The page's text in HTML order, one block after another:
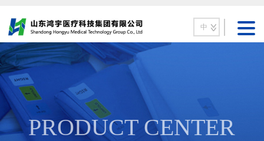
中
PRODUCT CENTER